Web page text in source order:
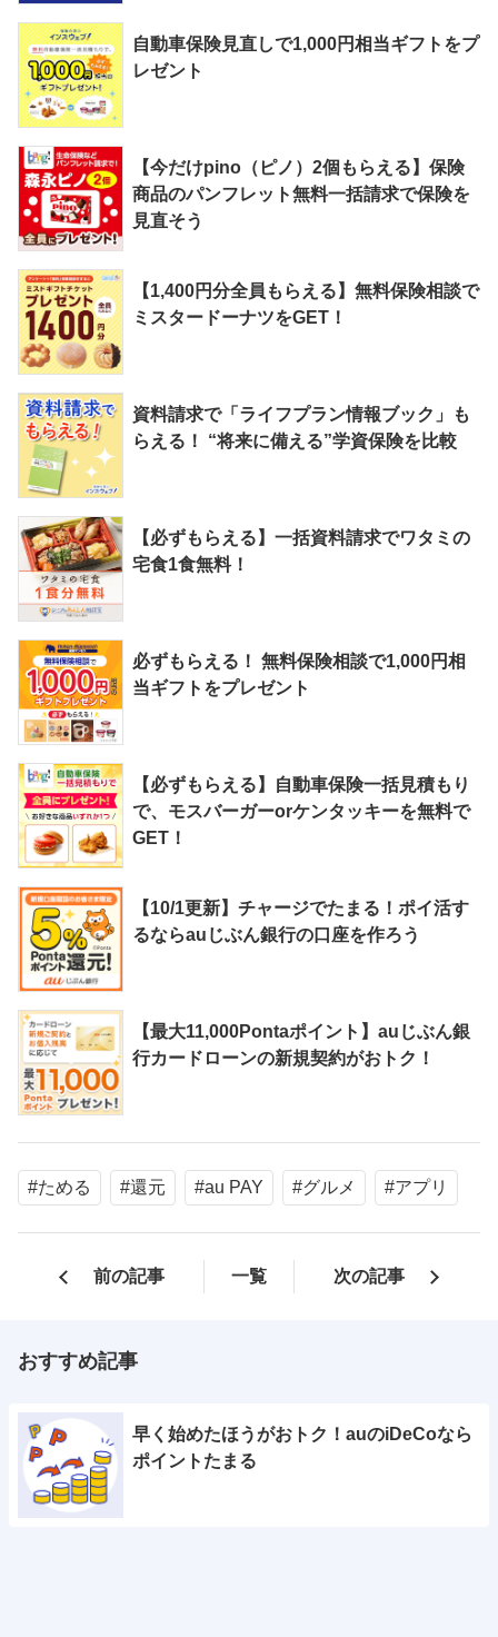
自動車保険見直しで1,000円相当ギフトをプ
レゼント
【今だけpino（ピノ）2個もらえる】保険
商品のパンフレット無料一括請求で保険を
見直そう
【1,400円分全員もらえる】無料保険相談で
ミスタードーナツをGET！
資料請求で「ライフプラン情報ブック」も
らえる！ “将来に備える”学資保険を比較
【必ずもらえる】一括資料請求でワタミの
宅食1食無料！
必ずもらえる！ 無料保険相談で1,000円相
当ギフトをプレゼント
【必ずもらえる】自動車保険一括見積もり
で、モスバーガーorケンタッキーを無料で
GET！
【10/1更新】チャージでたまる！ポイ活す
るならauじぶん銀行の口座を作ろう
【最大11,000Pontaポイント】auじぶん銀
行カードローンの新規契約がおトク！
#ためる #還元 #au PAY #グルメ #アプリ
前の記事 一覧 次の記事
おすすめ記事
早く始めたほうがおトク！auのiDeCoなら
ポイントたまる